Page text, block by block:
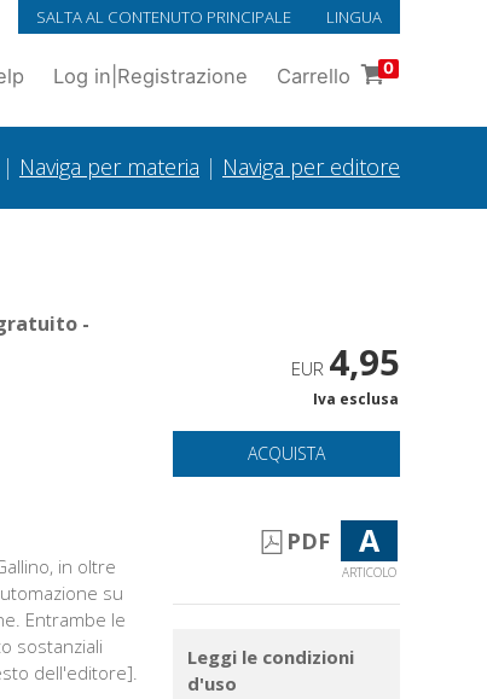
SALTA AL CONTENUTO PRINCIPALE LINGUA
Log in Registrazione Carrello 0
| Naviga per materia | Naviga per editore
-
in oltre
su
Entrambe le
sostanziali
dell'editore].
EUR 4,95
Iva esclusa
ACQUISTA
PDF A
ARTICOLO
Leggi le condizioni
d'uso